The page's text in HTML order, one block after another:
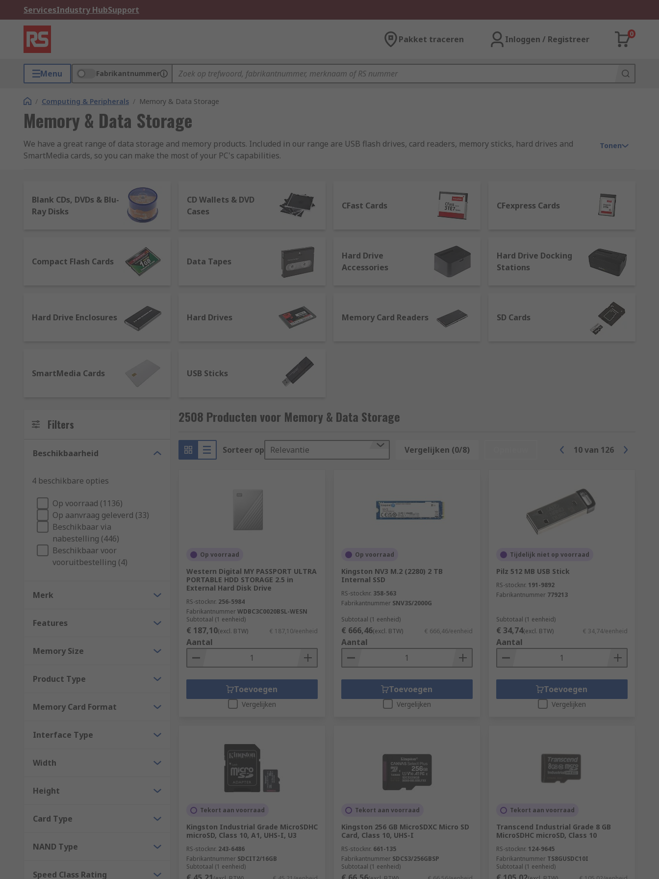
ServicesIndustry HubSupport
Pakket traceren Inloggen / Registreer
0
Menu Fabrikantnummer
/ Computing & Peripherals / Memory & Data Storage
Memory & Data Storage
We have a great range of data storage and memory products. Included in our range are USB flash drives, card readers, memory sticks, hard drives and
SmartMedia cards, so you can make the most of your PC's capabilities.
Storage devices are available, in various high-performance types. Such asrandom access memory (RAM), Static Ram (SRAM) or Dynamic RAM (DRAM), these
types of memory are possible to read from and can be written to randomly. The main differences between Dynamic and Static ram are the need for a
periodic refresh of dynamic memory, which can also make the static memory a preferable choice for some applications. The main types of storage devices
Compact Flash Cards
Floppy Disk Drives
Nas Drives, SD Cards
Tonen
Blank CDs, DVDs & Blu-
Ray Disks
CD Wallets & DVD
Cases
CFast Cards CFexpress Cards
Compact Flash Cards Data Tapes
Hard Drive
Accessories
Hard Drive Docking
Stations
Hard Drive Enclosures Hard Drives Memory Card Readers SD Cards
SmartMedia Cards USB Sticks
Filters
Beschikbaarheid
4 beschikbare opties
Op voorraad (1136)
Op aanvraag geleverd (33)
Beschikbaar via
nabestelling (446)
Beschikbaar voor
vooruitbestelling (4)
Merk
Features
Memory Size
Product Type
Memory Card Format
Interface Type
Width
Height
Card Type
NAND Type
Speed Class Rating
2508 Producten voor Memory & Data Storage
Sorteer op Relevantie Vergelijken (0/8) 10van 126
Op voorraad
Western Digital MY PASSPORT ULTRA
PORTABLE HDD STORAGE 2.5 in
External Hard Disk Drive
RS-stocknr. 256-5984
FabrikantnummerWDBC3C0020BSL-WESN
Subtotaal (1 eenheid)
€ 187,10(excl. BTW) € 187,10/eenheid
Aantal
Toevoegen
Vergelijken
Op voorraad
Kingston NV3 M.2 (2280) 2 TB
Internal SSD
RS-stocknr. 358-563
Fabrikantnummer SNV3S/2000G
Subtotaal (1 eenheid)
€ 666,46(excl. BTW) € 666,46/eenheid
Aantal
Toevoegen
Vergelijken
Tijdelijk niet op voorraad
Pilz 512 MB USB Stick
RS-stocknr. 191-9892
Fabrikantnummer 779213
Subtotaal (1 eenheid)
€ 34,74(excl. BTW) € 34,74/eenheid
Aantal
Toevoegen
Vergelijken
Tekort aan voorraad
Kingston Industrial Grade MicroSDHC
microSD, Class 10, A1, UHS-I, U3
RS-stocknr. 243-6486
Fabrikantnummer SDCIT2/16GB
Subtotaal (1 eenheid)
Tekort aan voorraad
Kingston 256 GB MicroSDXC Micro SD
Card, Class 10, UHS-I
RS-stocknr. 661-135
Fabrikantnummer SDCS3/256GBSP
Subtotaal (1 eenheid)
Tekort aan voorraad
Transcend Industrial Grade 8 GB
MicroSDHC microSD, Class 10
RS-stocknr. 124-9645
Fabrikantnummer TS8GUSDC10I
Subtotaal (1 eenheid)